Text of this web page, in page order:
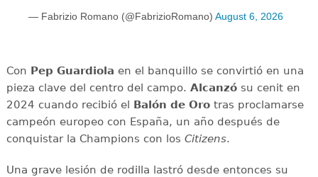
— Fabrizio Romano (@FabrizioRomano) August 6, 2026
Con Pep Guardiola en el banquillo se convirtió en una
pieza clave del centro del campo. Alcanzósu cenit en
2024 cuando recibió el Balón de Orotras proclamarse
campeón europeo con España, un año después de
conquistar la Champions con los Citizens.
Una grave lesión de rodilla lastró desde entonces su